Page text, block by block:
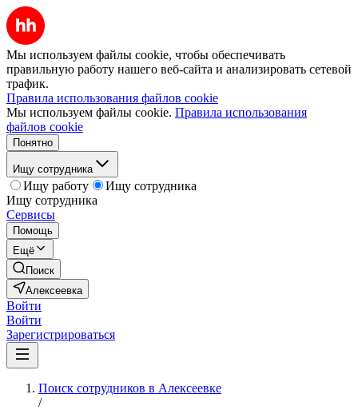
Мы используем файлы cookie, чтобы обеспечивать
правильную работу нашего веб-сайта и анализировать сетевой
трафик.
Правила использования файлов cookie
Мы используем файлы cookie. Правила использования
файлов cookie
Понятно
Ищу сотрудника
Ищу работу
Ищу сотрудника
Ищу сотрудника
Сервисы
Помощь
Ещё
Поиск
Алексеевка
Войти
Войти
Зарегистрироваться
Поиск сотрудников в Алексеевке
/